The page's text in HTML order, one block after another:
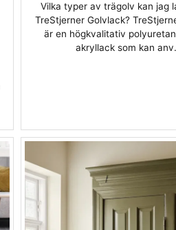
Vilka typer av trägolv kan jag
TreStjerner Golvlack?
är en högkvalitativ
akryllack som kan